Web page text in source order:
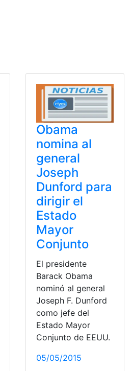
Obama
nomina al
general
Joseph
Dunford para
dirigir el
Estado
Mayor
Conjunto
El presidente
Barack Obama
nominó al general
Joseph F. Dunford
como jefe del
Estado Mayor
Conjunto de EEUU.
05/05/2015